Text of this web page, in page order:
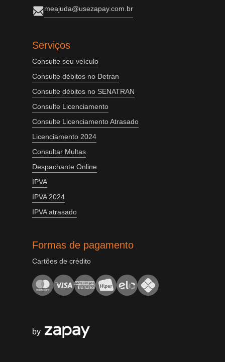
meajuda@usezapay.com.br
Serviços
Consulte seu veículo
Consulte débitos no Detran
Consulte débitos no SENATRAN
Consulte Licenciamento
Consulte Licenciamento Atrasado
Licenciamento 2024
Consultar Multas
Despachante Online
IPVA
IPVA 2024
IPVA atrasado
Formas de pagamento
Cartões de crédito
by